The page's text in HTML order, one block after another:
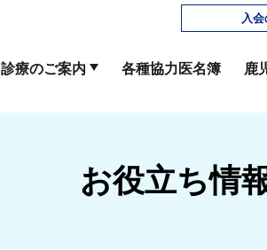
入
診療のご案内 各種協力医名簿 鹿
お役立ち情